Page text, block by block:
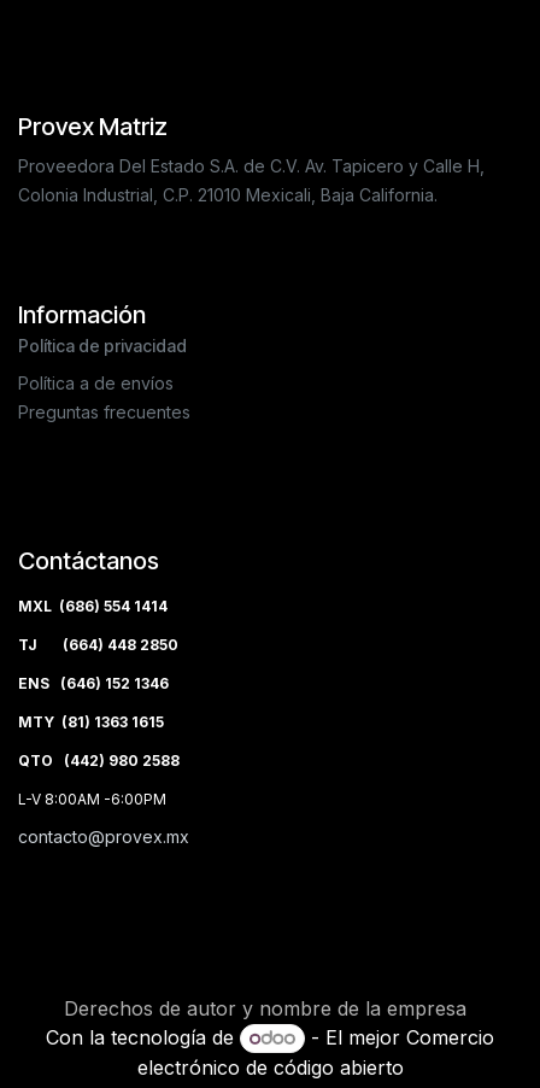
Provex Matriz
Proveedora Del Estado S.A. de C.V. Av. Tapicero y Calle H,
Colonia Industrial, C.P. 21010 Mexicali, Baja California.
Información
Política de privacidad
Política a de envíos
Preguntas frecuentes
Contáctanos
MXL (686) 554 1414
TJ (664) 448 2850
ENS (646) 152 1346
MTY (81) 1363 1615
QTO (442) 980 2588
L-V 8:00AM -6:00PM
contacto@provex.mx
Derechos de autor y nombre de la empresa
Con la tecnología de
- El mejorComercio
electrónico de código abierto